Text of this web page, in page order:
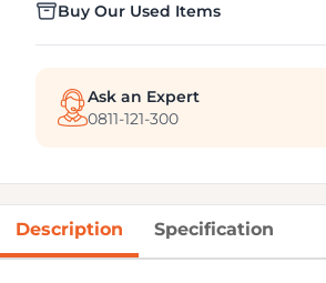
Buy Our Used Items
Ask an Expert
0811-121-300
Description Specification